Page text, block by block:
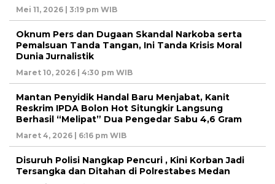
Mei 11, 2026 | 3:19 pm WIB
Oknum Pers dan Dugaan Skandal Narkoba serta
Pemalsuan Tanda Tangan, Ini Tanda Krisis Moral
Dunia Jurnalistik
Maret 10, 2026 | 4:30 pm WIB
Mantan Penyidik Handal Baru Menjabat, Kanit
Reskrim IPDA Bolon Hot Situngkir Langsung
Berhasil “Melipat” Dua Pengedar Sabu 4,6 Gram
Maret 4, 2026 | 6:16 pm WIB
Disuruh Polisi Nangkap Pencuri , Kini Korban Jadi
Tersangka dan Ditahan di Polrestabes Medan